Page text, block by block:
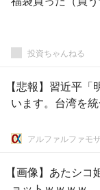
投資ちゃんねる
【悲報】習近平
います。台湾を
アルファルファモ
【画像】あたシ